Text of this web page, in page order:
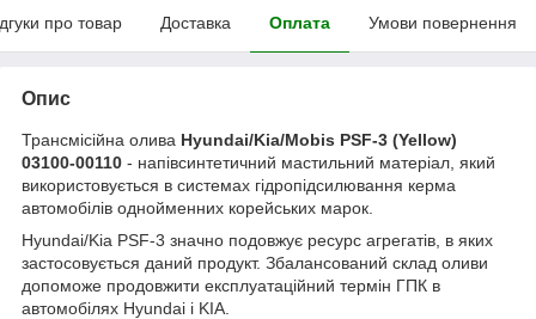
про товар Доставка Оплата Умови повернення
Опис
Трансмісійна олива Hyundai/Kia/Mobis PSF-3 (Yellow)
03100-00110 - напівсинтетичний мастильний матеріал, який
використовується в системах гідропідсилювання керма
автомобілів однойменних корейських марок.
Hyundai/Kia PSF-3 значно подовжує ресурс агрегатів, в яких
застосовується даний продукт. Збалансований склад оливи
допоможе продовжити експлуатаційний термін ГПК в
автомобілях Hyundai і KIA.